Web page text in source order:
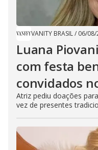
VANITY BRASIL/ 06/
Luana
com festa
convidados
Atriz pediu doações
vez de presentes